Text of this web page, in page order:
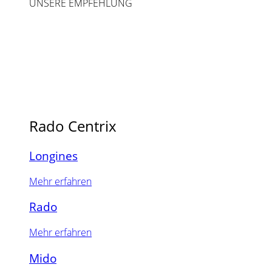
UNSERE EMPFEHLUNG
Rado Centrix
Longines
Mehr erfahren
Rado
Mehr erfahren
Mido